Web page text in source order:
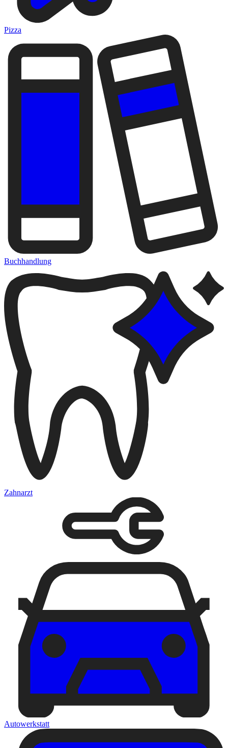
Pizza
Buchhandlung
Zahnarzt
Autowerkstatt